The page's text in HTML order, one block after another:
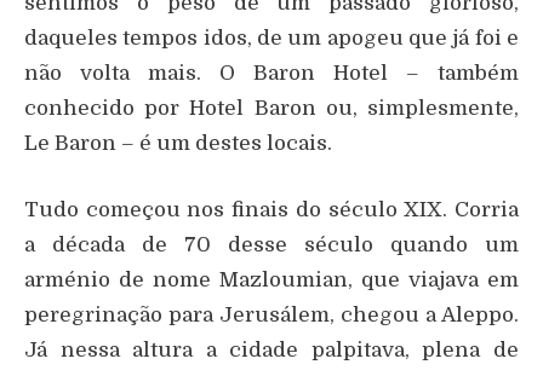
daqueles tempos idos, de um apogeu que já foi e
não volta mais. O Baron Hotel – também
conhecido por Hotel Baron ou, simplesmente,
Le Baron – é um destes locais.
Tudo começou nos finais do século XIX. Corria
a década de 70 desse século quando um
arménio de nome Mazloumian, que viajava em
peregrinação para Jerusálem, chegou a Aleppo.
Já nessa altura a cidade palpitava, plena de